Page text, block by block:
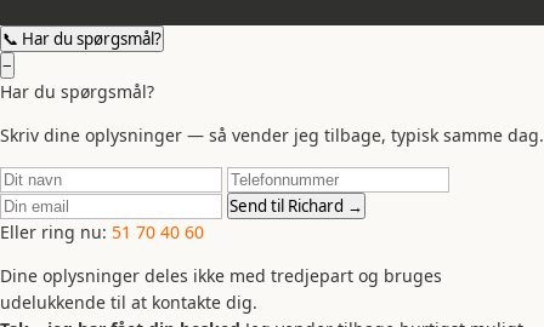
📞 Har du spørgsmål?
−
Har du spørgsmål?
Skriv dine oplysninger — så vender jeg tilbage, typisk samme dag.
Send til Richard →
Eller ring nu: 51 70 40 60
Dine oplysninger deles ikke med tredjepart og bruges
udelukkende til at kontakte dig.